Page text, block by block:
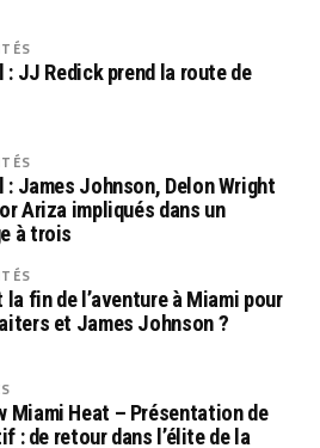
JJ Redick prend la route de
James Johnson, Delon Wright
Ariza impliqués dans un
à trois
fin de l’aventure à Miami pour
et James Johnson ?
Miami Heat – Présentation de
: de retour dans l’élite de la